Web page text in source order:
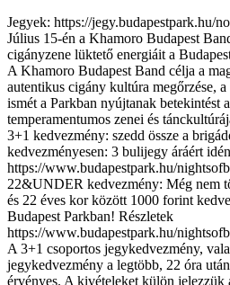
Jegyek: https://jegy.budapestpark.hu/
Július 15-én a Khamoro Budapest
cigányzene lüktető energiáit a
A Khamoro Budapest Band célja a
autentikus cigány kultúra megőrzése,
ismét a Parkban nyújtanak betekintést
temperamentumos zenei és
3+1 kedvezmény: szedd össze a
kedvezményesen: 3 bulijegy áráért
https://www.budapestpark.hu/
22&UNDER kedvezmény: Még nem
és 22 éves kor között 1000 forint
Budapest Parkban! Részletek
https://www.budapestpark.hu/
A 3+1 csoportos jegykedvezmény,
jegykedvezmény a legtöbb, 22 óra
érvényes. A kivételeket külön jelezzük